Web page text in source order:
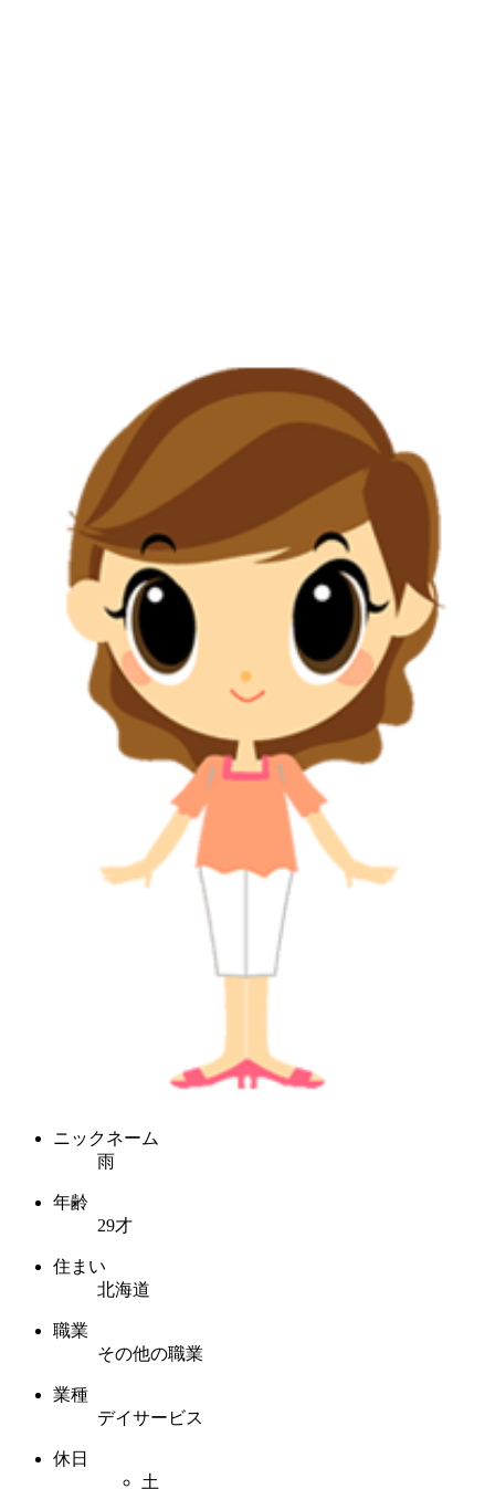
ニックネーム
雨
年齢
29才
住まい
北海道
職業
その他の職業
業種
デイサービス
休日
土